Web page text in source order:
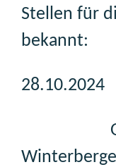
Stellen für
bekannt:
28.10.2024